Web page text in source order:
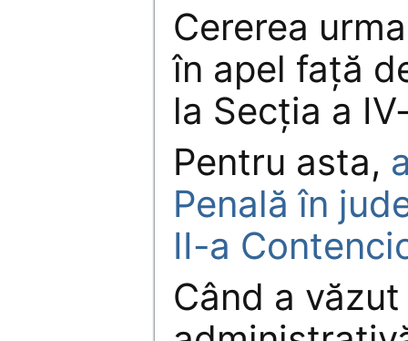
Cererea
în apel față
la Secția a
Pentru asta,
Penală în
II-a
Când a